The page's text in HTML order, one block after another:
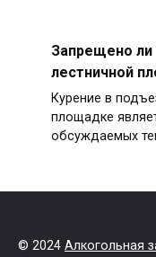
Запрещено ли
лестничной
Курение в
площадке
обсуждаемых
© 2024 Алкогольная